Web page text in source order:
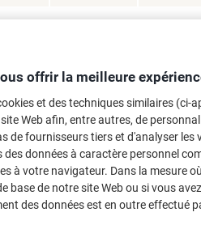
Rond Adhésif
Viking N°. 3768489
Achetez
€2,91 TVA
offrir la meilleure
et des techniques similaires (ci-
Web afin, entre autres, de
de fournisseurs tiers et d'analyser les
données à caractère personnel
à votre navigateur. Dans la mesure
base de notre site Web ou si vous
des données est en outre effectué